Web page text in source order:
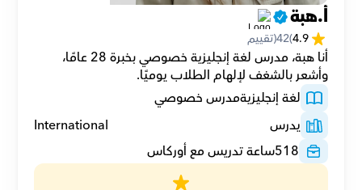
أ.هبة
4.9
(
42(تقييم
وأشعر بالشغف لإلهام الطلاب يوميًا.
لغة إنجليزيةمدرس خصوصي
يدرس
International
518ساعة تدريس مع أوركاس